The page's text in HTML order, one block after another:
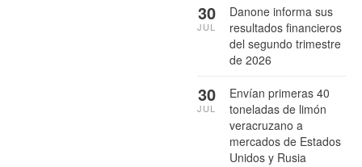
Danone informa sus
resultados financieros
del segundo trimestre
de 2026
30
JUL
Envían primeras 40
toneladas de limón
veracruzano a
mercados de Estados
Unidos y Rusia
30
JUL